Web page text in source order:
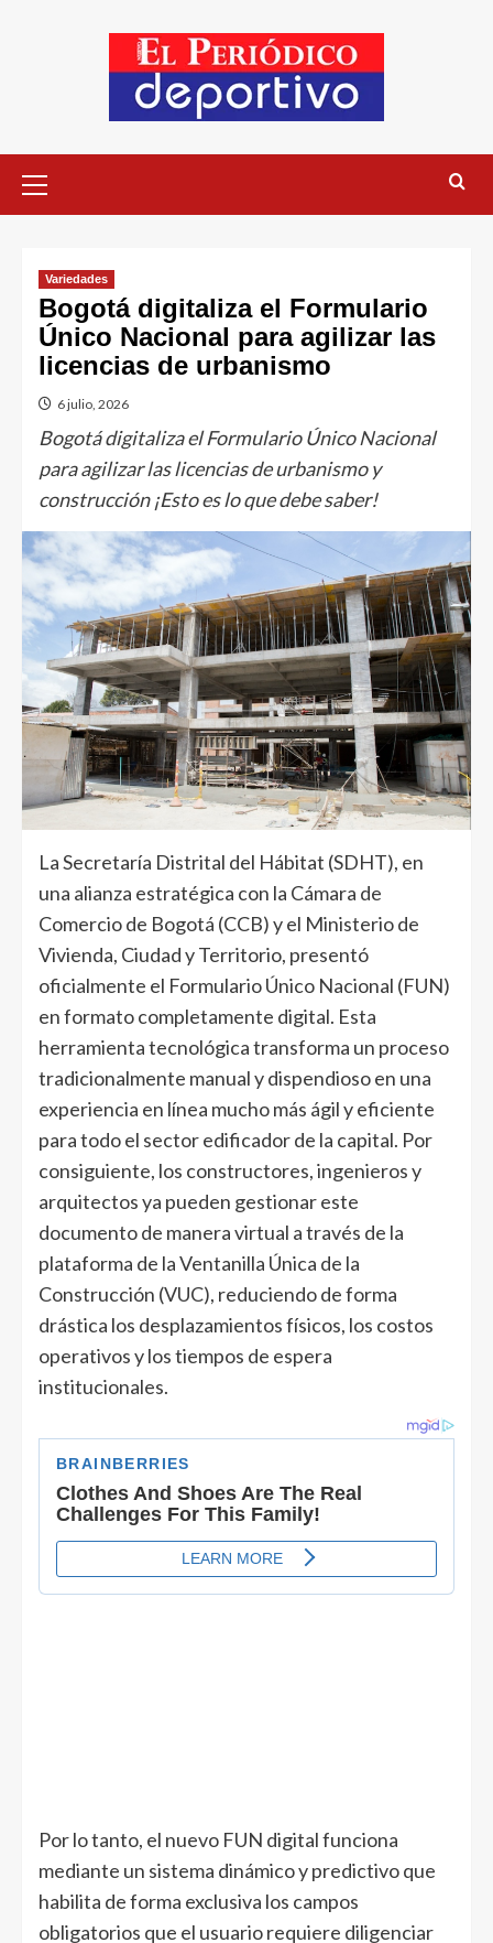
Variedades
Bogotá digitaliza el Formulario
Único Nacional para agilizar las
licencias de urbanismo
6 julio, 2026
Bogotá digitaliza el Formulario Único Nacional
para agilizar las licencias de urbanismo y
construcción ¡Esto es lo que debe saber!
La Secretaría Distrital del Hábitat (SDHT), en
una alianza estratégica con la Cámara de
Comercio de Bogotá (CCB) y el Ministerio de
Vivienda, Ciudad y Territorio, presentó
oficialmente el Formulario Único Nacional (FUN)
en formato completamente digital. Esta
herramienta tecnológica transforma un proceso
tradicionalmente manual y dispendioso en una
experiencia en línea mucho más ágil y eficiente
para todo el sector edificador de la capital. Por
consiguiente, los constructores, ingenieros y
arquitectos ya pueden gestionar este
documento de manera virtual a través de la
plataforma de la Ventanilla Única de la
Construcción (VUC), reduciendo de forma
drástica los desplazamientos físicos, los costos
operativos y los tiempos de espera
institucionales.
Por lo tanto, el nuevo FUN digital funciona
mediante un sistema dinámico y predictivo que
habilita de forma exclusiva los campos
obligatorios que el usuario requiere diligenciar